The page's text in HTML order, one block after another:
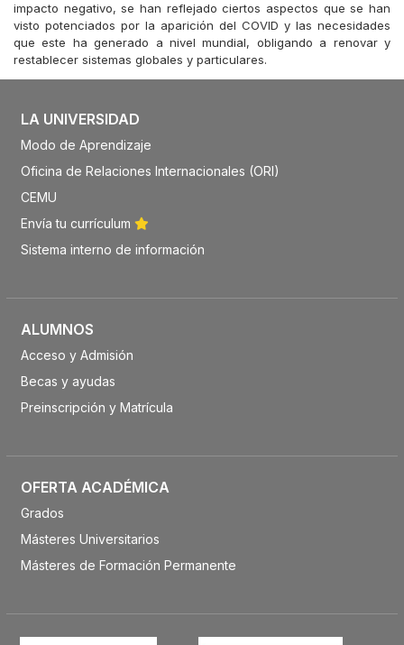
impacto negativo, se han reflejado ciertos aspectos que se han
visto potenciados por la aparición del COVID y las necesidades
que este ha generado a nivel mundial, obligando a renovar y
restablecer sistemas globales y particulares.
LA UNIVERSIDAD
Modo de Aprendizaje
Oficina de Relaciones Internacionales (ORI)
CEMU
Envía tu currículum
Sistema interno de información
ALUMNOS
Acceso y Admisión
Becas y ayudas
Preinscripción y Matrícula
OFERTA ACADÉMICA
Grados
Másteres Universitarios
Másteres de Formación Permanente